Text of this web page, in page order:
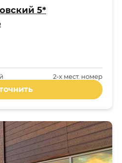
5*
2-x мест. номер